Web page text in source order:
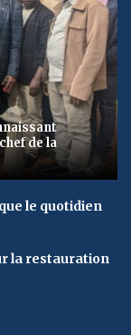
de la
le quotidien
la restauration